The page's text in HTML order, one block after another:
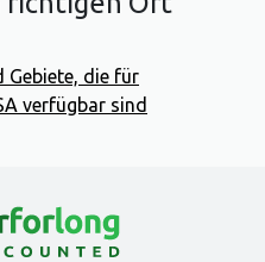
Gebiete, die für
verfügbar sind